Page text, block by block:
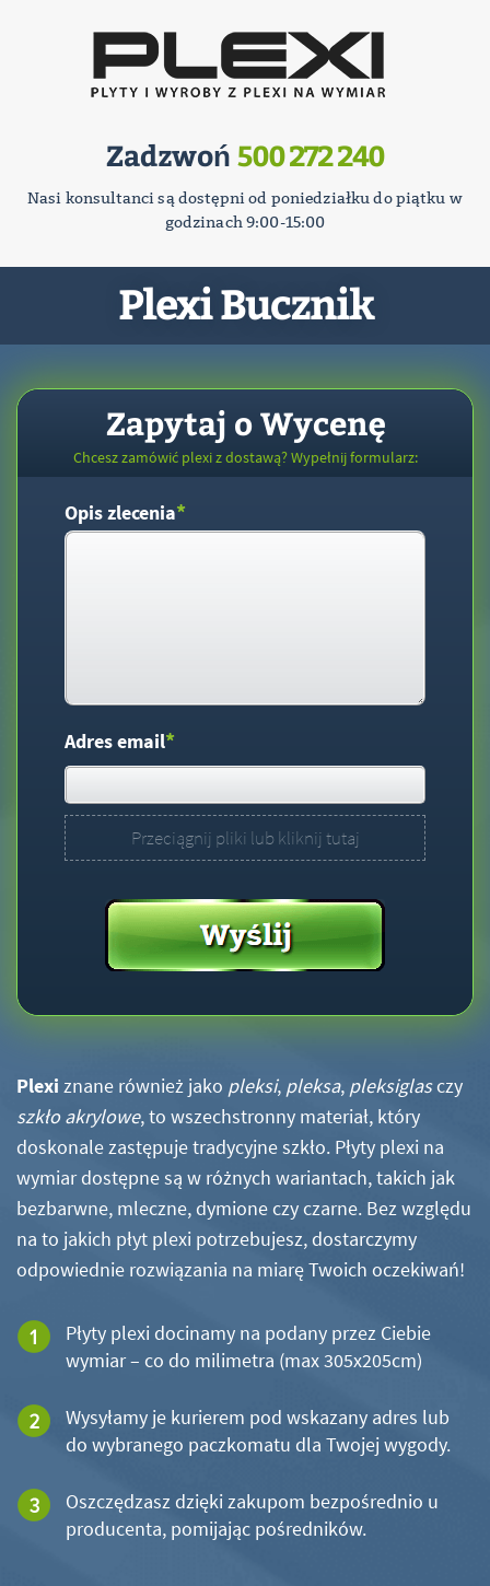
Zadzwoń 500 272 240
Nasi konsultanci są dostępni od poniedziałku do piątku w
godzinach 9:00-15:00
Plexi Bucznik
Zapytaj o Wycenę
Chcesz zamówić plexi z dostawą? Wypełnij formularz:
Opis zlecenia*
Adres email*
Przeciągnij pliki lub kliknij tutaj
Plexi znane również jako pleksi, pleksa, pleksiglasczy
szkło akrylowe, to wszechstronny materiał, który
doskonale zastępuje tradycyjne szkło. Płyty plexi na
wymiar dostępne są w różnych wariantach, takich jak
bezbarwne, mleczne, dymione czy czarne. Bez względu
na to jakich płyt plexi potrzebujesz, dostarczymy
odpowiednie rozwiązania na miarę Twoich oczekiwań!
Płyty plexi docinamy na podany przez Ciebie
wymiar – co do milimetra (max 305x205cm)
Wysyłamy je kurierem pod wskazany adres lub
do wybranego paczkomatu dla Twojej wygody.
Oszczędzasz dzięki zakupom bezpośrednio u
producenta, pomijając pośredników.